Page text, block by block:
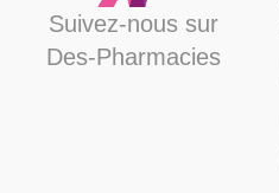
Suivez-nous sur
Des-Pharmacies